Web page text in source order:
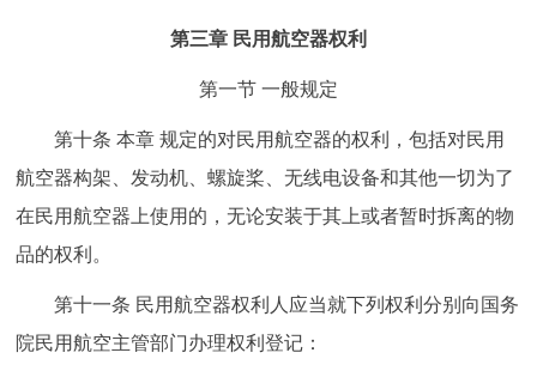
第三章 民用航空器权利
第一节 一般规定
第十条 本章 规定的对民用航空器的权利，包括对民用
航空器构架、发动机、螺旋桨、无线电设备和其他一切为了
在民用航空器上使用的，无论安装于其上或者暂时拆离的物
品的权利。
第十一条 民用航空器权利人应当就下列权利分别向国务
院民用航空主管部门办理权利登记：